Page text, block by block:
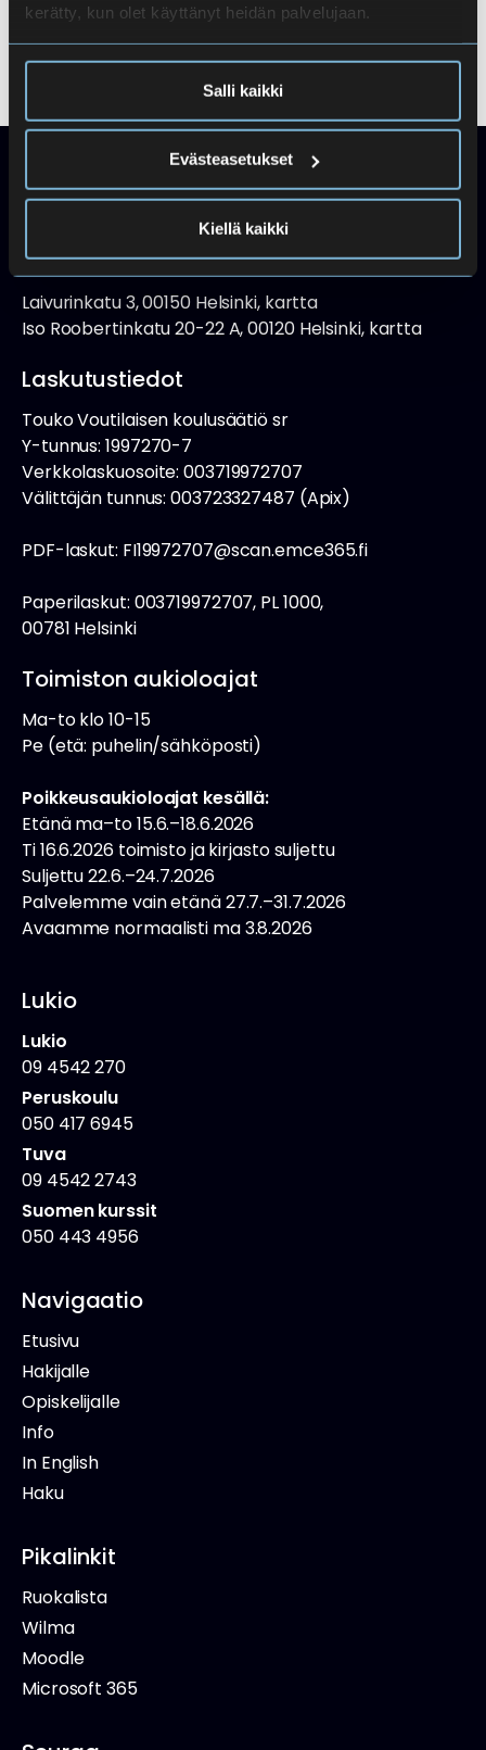
kerätty, kun olet käyttänyt heidän palvelujaan.
Salli kaikki
Evästeasetukset
Kiellä kaikki
Ennakkoilmoittautuminen jakson 3 opintoihin alkaa
Toimipisteet
Laivurinkatu 3, 00150 Helsinki, kartta
Iso Roobertinkatu 20-22 A, 00120 Helsinki, kartta
Laskutustiedot
Touko Voutilaisen koulusäätiö sr
Y-tunnus: 1997270-7
Verkkolaskuosoite: 003719972707
Välittäjän tunnus: 003723327487 (Apix)
PDF-laskut: FI19972707@scan.emce365.fi
Paperilaskut: 003719972707, PL 1000,
00781 Helsinki
Toimiston aukioloajat
Ma-to klo 10-15
Pe (etä: puhelin/sähköposti)
Poikkeusaukioloajat kesällä:
Etänä ma–to 15.6.–18.6.2026
Ti 16.6.2026 toimisto ja kirjasto suljettu
Suljettu 22.6.–24.7.2026
Palvelemme vain etänä 27.7.–31.7.2026
Avaamme normaalisti ma 3.8.2026
Lukio
Lukio
09 4542 270
Peruskoulu
050 417 6945
Tuva
09 4542 2743
Suomen kurssit
050 443 4956
Navigaatio
Etusivu
Hakijalle
Opiskelijalle
Info
In English
Haku
Pikalinkit
Ruokalista
Wilma
Moodle
Microsoft 365